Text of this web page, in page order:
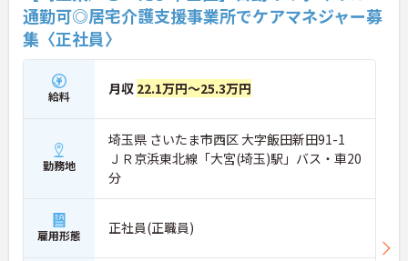
通勤可◎居宅介護支援事業所でケアマネジャー募
集〈正社員〉
給料 月収 22.1万円～25.3万円
勤務地
埼玉県 さいたま市西区 大字飯田新田91-1
ＪＲ京浜東北線「大宮(埼玉)駅」バス・車20
分
雇用形態 正社員(正職員)